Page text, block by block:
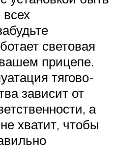
световая
прицепе.
тягово-
зависит от
а
хватит, чтобы